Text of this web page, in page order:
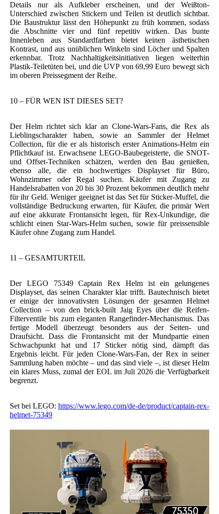
Details nur als Aufkleber erscheinen, und der Weißton-
Unterschied zwischen Stickern und Teilen ist deutlich sichtbar.
Die Baustruktur lässt den Höhepunkt zu früh kommen, sodass
die Abschnitte vier und fünf repetitiv wirken. Das bunte
Innenleben aus Standardfarben bietet keinen ästhetischen
Kontrast, und aus unüblichen Winkeln sind Löcher und Spalten
erkennbar. Trotz Nachhaltigkeitsinitiativen liegen weiterhin
Plastik-Teiletüten bei, und die UVP von 69,99 Euro bewegt sich
im oberen Preissegment der Reihe.
10 – FÜR WEN IST DIESES SET?
Der Helm richtet sich klar an Clone-Wars-Fans, die Rex als
Lieblingscharakter haben, sowie an Sammler der Helmet
Collection, für die er als historisch erster Animations-Helm ein
Pflichtkauf ist. Erwachsene LEGO-Baubegeisterte, die SNOT-
und Offset-Techniken schätzen, werden den Bau genießen,
ebenso alle, die ein hochwertiges Displayset für Büro,
Wohnzimmer oder Regal suchen. Käufer mit Zugang zu
Handelsrabatten von 20 bis 30 Prozent bekommen deutlich mehr
für ihr Geld. Weniger geeignet ist das Set für Sticker-Muffel, die
vollständige Bedruckung erwarten, für Käufer, die primär Wert
auf eine akkurate Frontansicht legen, für Rex-Unkundige, die
schlicht einen Star-Wars-Helm suchen, sowie für preissensible
Käufer ohne Zugang zum Handel.
11 – GESAMTURTEIL
Der LEGO 75349 Captain Rex Helm ist ein gelungenes
Displayset, das seinen Charakter klar trifft. Bautechnisch bietet
er einige der innovativsten Lösungen der gesamten Helmet
Collection – von den brick-built Jaig Eyes über die Reifen-
Filterventile bis zum eleganten Rangefinder-Mechanismus. Das
fertige Modell überzeugt besonders aus der Seiten- und
Draufsicht. Dass die Frontansicht mit der Mundpartie einen
Schwachpunkt hat und 17 Sticker nötig sind, dämpft das
Ergebnis leicht. Für jeden Clone-Wars-Fan, der Rex in seiner
Sammlung haben möchte – und das sind viele –, ist dieser Helm
ein klares Muss, zumal der EOL im Juli 2026 die Verfügbarkeit
begrenzt.
Set bei LEGO: https://www.lego.com/de-de/product/captain-rex-
helmet-75349